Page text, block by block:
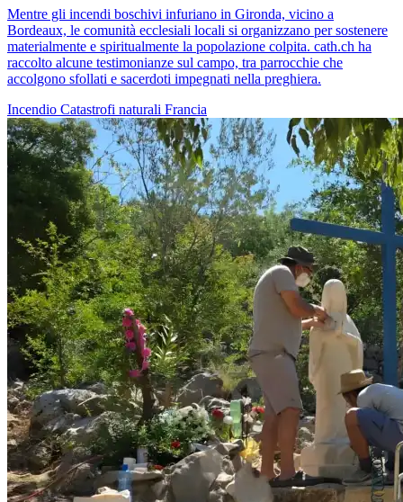
Mentre gli incendi boschivi infuriano in Gironda, vicino a
Bordeaux, le comunità ecclesiali locali si organizzano per sostenere
materialmente e spiritualmente la popolazione colpita. cath.ch ha
raccolto alcune testimonianze sul campo, tra parrocchie che
accolgono sfollati e sacerdoti impegnati nella preghiera.
Incendio Catastrofi naturali Francia